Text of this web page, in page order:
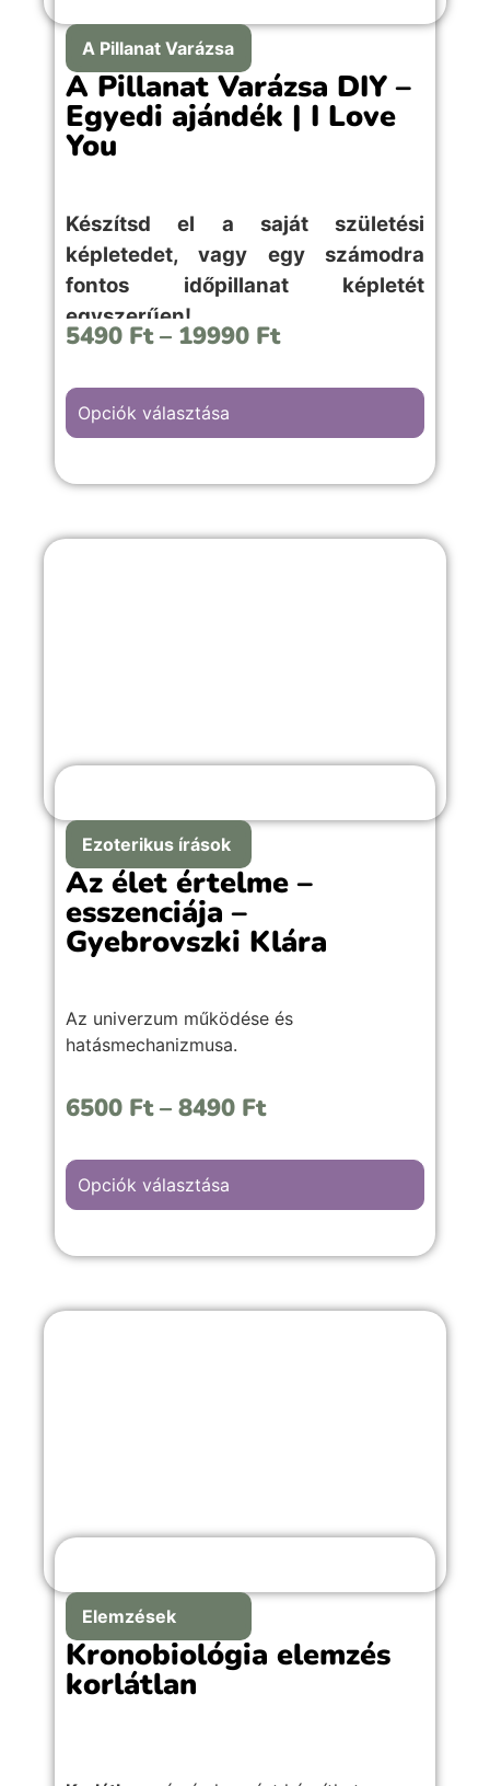
A Pillanat Varázsa
A Pillanat Varázsa DIY –
Egyedi ajándék | I Love
You
Készítsd el a saját születési
képletedet, vagy egy számodra
fontos időpillanat képletét
egyszerűen!
Az “I Love You” hátterű kép választása,
emlékekkel teli örömteli pillanathoz
5490 Ft – 19990 Ft
Opciók választása
Ezoterikus írások
Az élet értelme –
esszenciája –
Gyebrovszki Klára
Az univerzum működése és
hatásmechanizmusa.
6500 Ft – 8490 Ft
Opciók választása
Elemzések
Kronobiológia elemzés
korlátlan